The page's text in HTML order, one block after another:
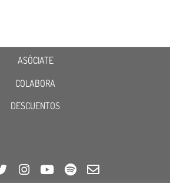
ASÓCIATE
COLABORA
DESCUENTOS